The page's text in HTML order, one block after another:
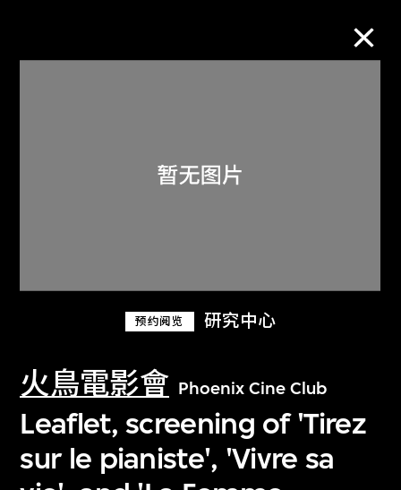
预约阅览 研究中心
火鳥電影會 Phoenix Cine Club
Leaflet, screening of 'Tirez
sur le pianiste', 'Vivre sa
关于M+藏品
探索世界顶级的二十及二十一世纪视觉
文化藏品。